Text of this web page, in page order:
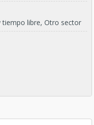
tiempo libre, Otro sector